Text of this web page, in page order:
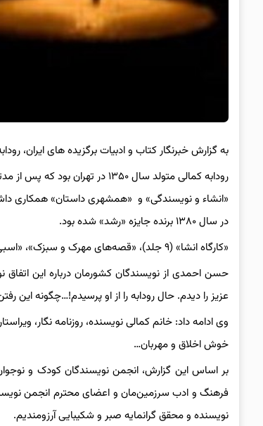
به گزارش خبرنگار کتاب و ادبیات برگزیده های ایران، رودابه
«انشاء و نویسندگی» و «همشهری داستان» همکاری
در سال ۱۳۸۰ برنده‌ جایزه‌ «رشد» شده بود.
«کارگاه انشا» (۹ جلد)، «قصه‌های مهرک و سبزک»، «اسبی که هیچ‌کس نمی‌دید» و «قصه‌های حیوانکی» از جمله کتاب‌های او هستند.
حسن احمدی از نویسندگان کشورمان درباره این
عزیز را دیدم. حال رودابه را از او پرسیدم!…چگونه این
وی ادامه داد: خانم کمالی نویسنده، روزنامه نگار،
خوش اخلاق و مهربان…
بر اساس این گزارش، انجمن نویسندگان کودک و نوجوان
فرهنگ و ادب سرزمین‌مان و اعضای محترم انجمن
نویسنده و محقق گرانمایه صبر و شکیبایی آرزومندیم.